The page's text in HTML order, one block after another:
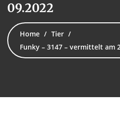
09.2022
Home
Tier
Funky – 3147 – vermittelt am